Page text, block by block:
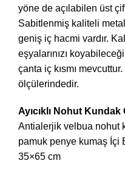
yöne de açılabilen üst
Sabitlenmiş kaliteli
geniş iç hacmi vardır.
eşyalarınızı
çanta iç kısmı
ölçülerindedir.
Ayıcıklı Nohut
Antialerjik velbua nohut
pamuk penye kumaş İçi
35×65 cm